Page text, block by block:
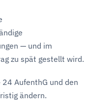
— und im
zu spät gestellt wird.
AufenthG und den
ändern.